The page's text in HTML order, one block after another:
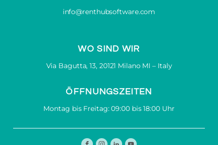
info@renthubsoftware.com
WO SIND WIR
Via Bagutta, 13, 20121 Milano MI – Italy
ÖFFNUNGSZEITEN
Montag bis Freitag: 09:00 bis 18:00 Uhr